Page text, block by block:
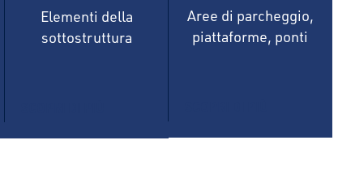
Elementi della
sottostruttura
Aree di parcheggio,
piattaforme, ponti